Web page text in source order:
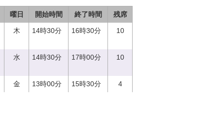
曜日 開始時間 終了時間 残席
木 14時30分 16時30分 10
水 14時30分 17時00分 10
金 13時00分 15時30分 4